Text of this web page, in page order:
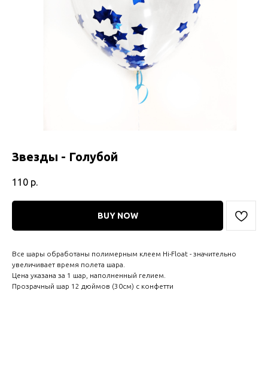
Звезды - Голубой
110 р.
BUY NOW
Все шары обработаны полимерным клеем Hi-Float - значительно
увеличивает время полета шара.
Цена указана за 1 шар, наполненный гелием.
Прозрачный шар 12 дюймов (30см) с конфетти